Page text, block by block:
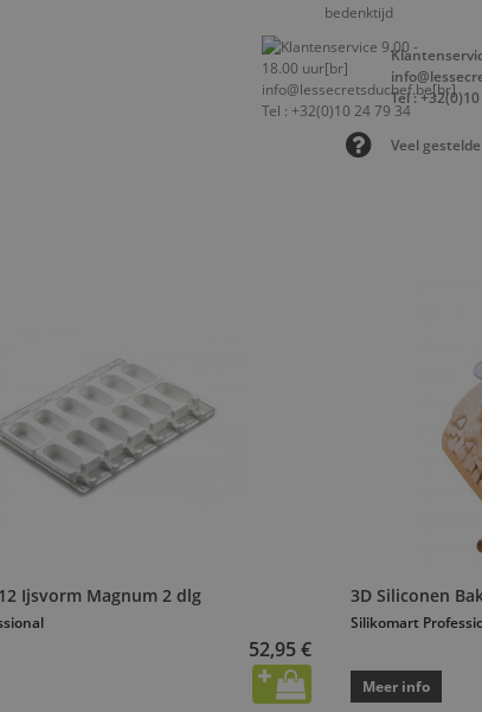
Tel :
Veel
Ijsvorm Magnum 2 dlg
52,95 €
3D Siliconen
Silikomart
Meer info